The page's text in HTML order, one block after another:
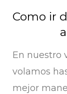
Como ir
En nuestro
volamos
mejor